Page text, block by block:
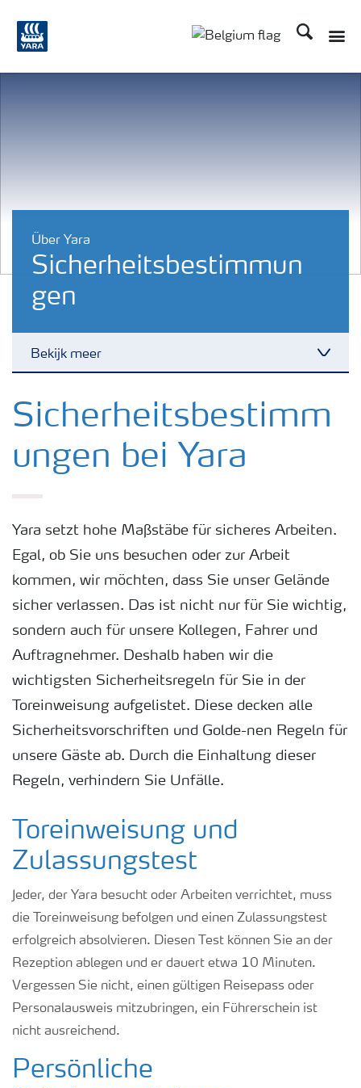
Zoek op
Über Yara
Sicherheitsbestimmun
gen
Bekijk meer
Yara in de Benelux
Waar we actief zijn
Onze ambitie
Duurzaamheid
Veiligheidsregels
Sicherheitsbestimm
ungen bei Yara
Yara setzt hohe Maßstäbe für sicheres Arbeiten.
Egal, ob Sie uns besuchen oder zur Arbeit
kommen, wir möchten, dass Sie unser Gelände
sicher verlassen. Das ist nicht nur für Sie wichtig,
sondern auch für unsere Kollegen, Fahrer und
Auftragnehmer. Deshalb haben wir die
wichtigsten Sicherheitsregeln für Sie in der
Toreinweisung aufgelistet. Diese decken alle
Sicherheitsvorschriften und Golde-nen Regeln für
unsere Gäste ab. Durch die Einhaltung dieser
Regeln, verhindern Sie Unfälle.
Toreinweisung und
Zulassungstest
Jeder, der Yara besucht oder Arbeiten verrichtet, muss
die Toreinweisung befolgen und einen Zulassungstest
erfolgreich absolvieren. Diesen Test können Sie an der
Rezeption ablegen und er dauert etwa 10 Minuten.
Vergessen Sie nicht, einen gültigen Reisepass oder
Personalausweis mitzubringen, ein Führerschein ist
nicht ausreichend.
Persönliche